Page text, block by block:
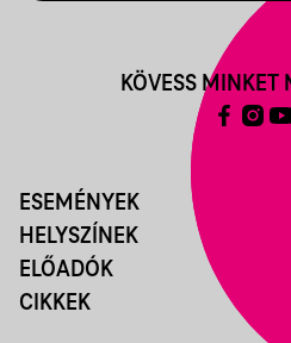
ESEMÉNYEK
HELYSZÍNEK
ELŐADÓK
CIKKEK
KÖVESS MINKET